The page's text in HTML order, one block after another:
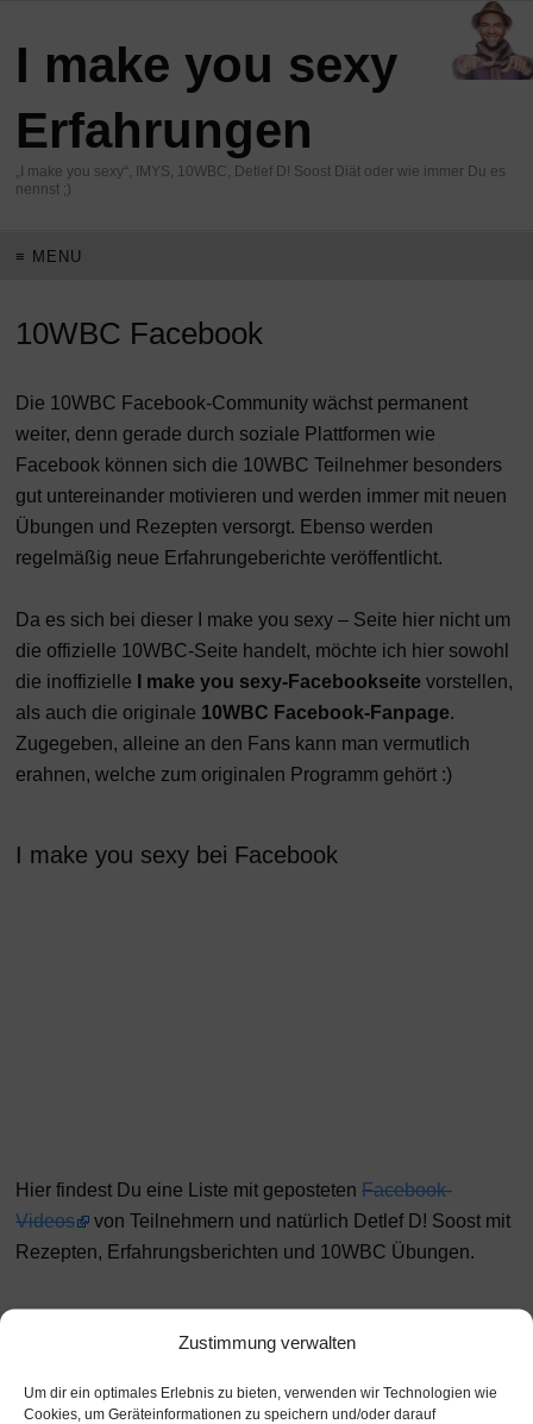
Zustimmung verwalten
Um dir ein optimales Erlebnis zu bieten, verwenden wir Technologien wie
Cookies, um Geräteinformationen zu speichern und/oder darauf
I make you sexy
Erfahrungen
„I make you sexy“, IMYS, 10WBC, Detlef D! Soost Diät oder wie immer Du es
nennst ;)
≡ MENU
10WBC Facebook
Die 10WBC Facebook-Community wächst permanent
weiter, denn gerade durch soziale Plattformen wie
Facebook können sich die 10WBC Teilnehmer besonders
gut untereinander motivieren und werden immer mit neuen
Übungen und Rezepten versorgt. Ebenso werden
regelmäßig neue Erfahrungeberichte veröffentlicht.
Da es sich bei dieser I make you sexy – Seite hier nicht um
die offizielle 10WBC-Seite handelt, möchte ich hier sowohl
die inoffizielle
I make you sexy-Facebookseite vorstellen,
als auch die originale 10WBC Facebook-Fanpage.
Zugegeben, alleine an den Fans kann man vermutlich
erahnen, welche zum originalen Programm gehört :)
I make you sexy bei Facebook
Hier findest Du eine Liste mit geposteten Facebook-
Videos
von Teilnehmern und natürlich Detlef D! Soost mit
Rezepten, Erfahrungsberichten und 10WBC Übungen.
10WBC feiert 100.000 Facebook-Fans
hat 10WBC die